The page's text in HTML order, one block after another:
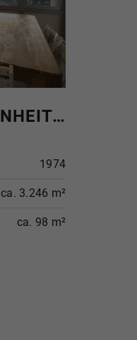
SANIERTE GEWERBEEINHEIT IN RIEHL
1974
ca. 3.246 m²
ca. 98 m²